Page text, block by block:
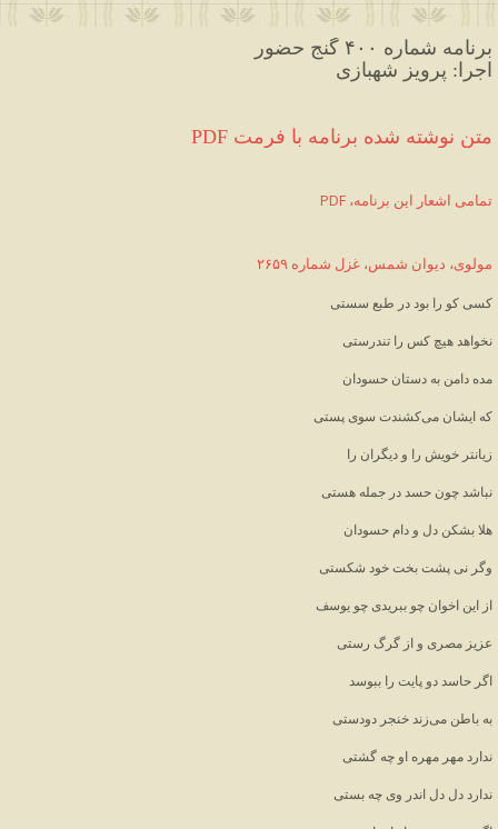
برنامه شماره ۴۰۰ گنج حضور
اجرا: پرویز شهبازی
PDF متن نوشته شده برنامه با فرمت
PDF ،تمامی اشعار این برنامه
مولوی، دیوان شمس، غزل شماره ۲۶۵۹
کسی کو را بود در طبع سستی
نخواهد هیچ کس را تندرستی
مده دامن به دستان حسودان
که ایشان می‌کشندت سوی پستی
زیانتر خویش را و دیگران را
نباشد چون حسد در جمله هستی
هلا بشکن دل و دام حسودان
وگر نی پشت بخت خود شکستی
از این اخوان چو ببریدی چو یوسف
عزیز مصری و از گرگ رستی
اگر حاسد دو پایت را ببوسد
به باطن می‌زند خنجر دودستی
ندارد مهر مهره او چه گشتی
ندارد دل دل اندر وی چه بستی